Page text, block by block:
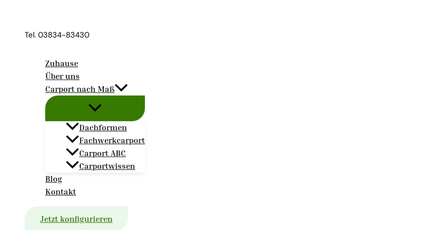
springenTel. 03834-83430
Zuhause
Über uns
Carport nach Maß
Dachformen
Fachwerkcarport
Carport ABC
Carportwissen
Blog
Kontakt
Jetzt konfigurieren